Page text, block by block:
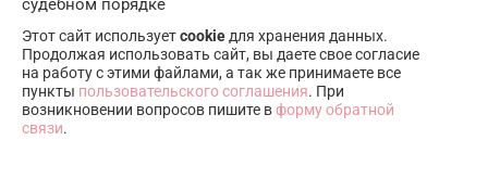
судебном порядке
Этот сайт используетcookie для хранения данных.
Продолжая использовать сайт, вы даете свое согласие
на работу с этими файлами, а так же принимаете все
пункты пользовательского соглашения. При
возникновении вопросов пишите вформу обратной
связи.